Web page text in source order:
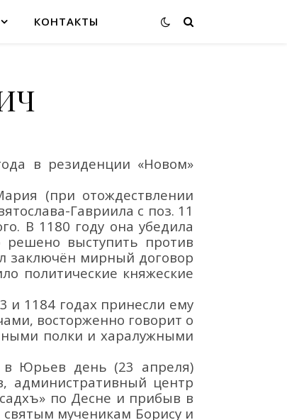
КОНТАКТЫ
в резиденции «Новом»
(при отождествлении
Гавриила с поз. 11
В 1180 году она убедила
выступить против
заключён мирный договор
политические княжеские
и 1184 годах принесли ему
восторженно говорит о
полки и харалужными
в Юрьев день (23 апреля)
, административный центр
хъ» по Десне и прибыв в
святым мученикам Борису и